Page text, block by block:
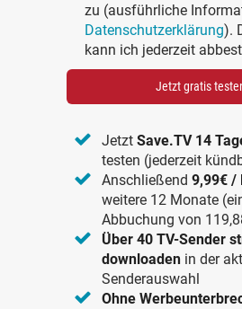
zu (ausführliche
Datenschutzerklärung).
kann ich jederzeit
Jetzt gratis
JetztSave.TV 14
testen (jederzeit
Anschließend9,99€ /
weitere 12 Monate
Abbuchung von
Über 40 TV-Sender
downloaden in der
Senderauswahl
Ohne